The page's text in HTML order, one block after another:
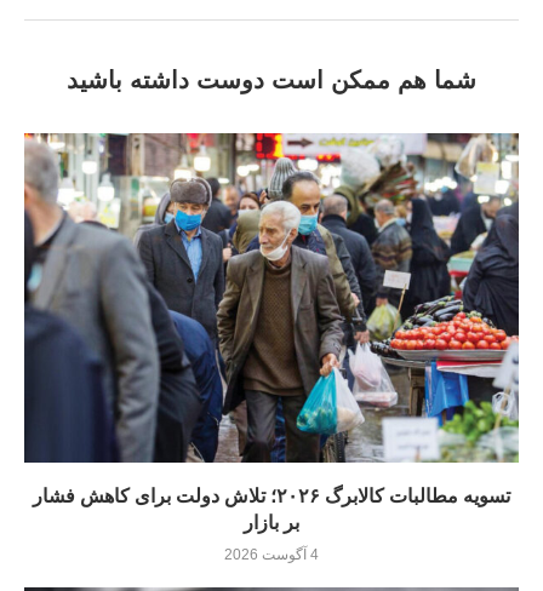
شما هم ممکن است دوست داشته باشید
تسویه مطالبات کالابرگ ۲۰۲۶؛ تلاش دولت برای کاهش فشار
بر بازار
4 آگوست 2026